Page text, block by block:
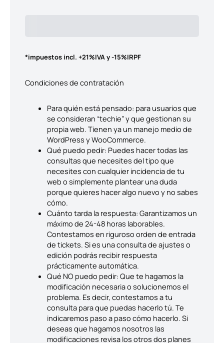
*impuestos incl. +21%IVA y -15%IRPF
Condiciones de contratación
Para quién está pensado: para usuarios que
se consideran “techie” y que gestionan su
propia web. Tienen ya un manejo medio de
WordPress y WooCommerce.
Qué puedo pedir: Puedes hacer todas las
consultas que necesites del tipo que
necesites con cualquier incidencia de tu
web o simplemente plantear una duda
porque quieres hacer algo nuevo y no sabes
cómo.
Cuánto tarda la respuesta: Garantizamos un
máximo de 24-48 horas laborables.
Contestamos en riguroso orden de entrada
de tickets. Si es una consulta de ajustes o
edición podrás recibir respuesta
prácticamente automática.
Qué NO puedo pedir: Que te hagamos la
modificación necesaria o solucionemos el
problema. Es decir, contestamos a tu
consulta para que puedas hacerlo tú. Te
indicaremos paso a paso cómo hacerlo. Si
deseas que hagamos nosotros las
modificaciones revisa los otros dos planes